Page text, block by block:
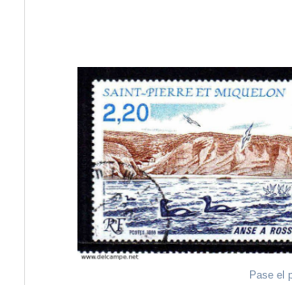
Pase el